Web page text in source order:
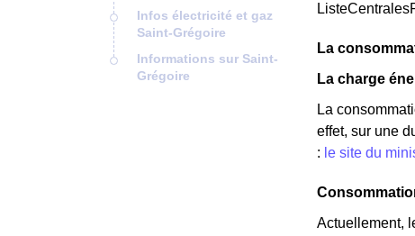
Infos électricité et gaz
Saint-Grégoire
Informations sur Saint-
Grégoire
La
La charge
La
effet, sur une
: le site du
Actuellement,